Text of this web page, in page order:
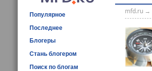
Популярное
Последнее
Блогеры
Стань блогером
Поиск по блогам
mfd.ru→